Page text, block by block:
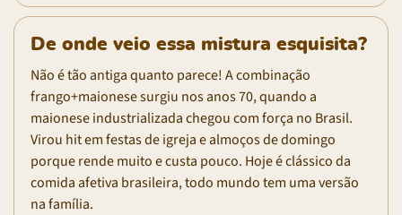
De onde veio essa mistura esquisita?
Não é tão antiga quanto parece! A combinação
frango+maionese surgiu nos anos 70, quando a
maionese industrializada chegou com força no Brasil.
Virou hit em festas de igreja e almoços de domingo
porque rende muito e custa pouco. Hoje é clássico da
comida afetiva brasileira, todo mundo tem uma versão
na família.